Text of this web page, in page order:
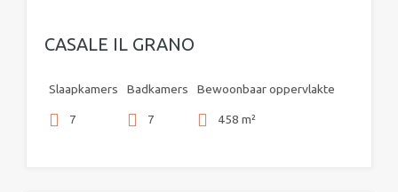
CASALE IL GRANO
Slaapkamers
7
Badkamers
7
Bewoonbaar oppervlakte
458 m²